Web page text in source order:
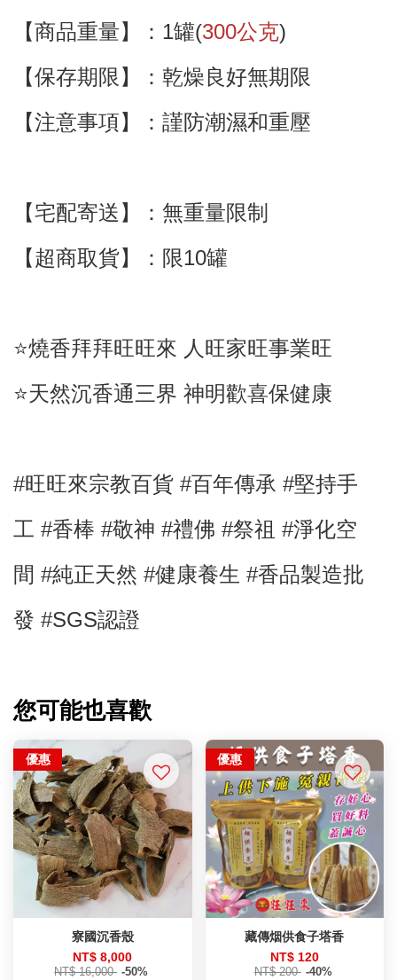
【商品重量】：1罐(300公克)
【保存期限】：乾燥良好無期限
【注意事項】：謹防潮濕和重壓
【宅配寄送】 ： 無重量限制
【超商取貨】
：限10罐
⭐️燒香拜拜旺旺來 人旺家旺事業旺
⭐️天然沉香通三界 神明歡喜保健康
#旺旺來宗教百貨 #百年傳承 #堅持手
工 #香棒 #敬神 #禮佛 #祭祖 #淨化空
間 #純正天然 #健康養生 #香品製造批
發 #SGS認證
您可能也喜歡
優惠
寮國沉香殼
NT$ 8,000
NT$ 16,000 -50%
優惠
藏傳烟供食子塔香
NT$ 120
NT$ 200 -40%